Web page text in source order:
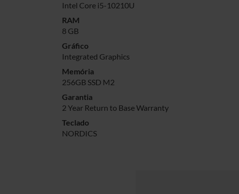
Intel Core i5-10210U
RAM
8 GB
Gráfico
Integrated Graphics
Memória
256GB SSD M2
Garantia
2 Year Return to Base Warranty
Teclado
NORDICS